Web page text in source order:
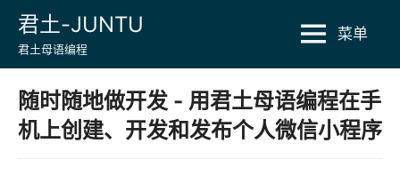
Skip君土-JUNTU
君土母语编程
菜单
随时随地做开发 - 用君土母语编程在手
机上创建、开发和发布个人微信小程序